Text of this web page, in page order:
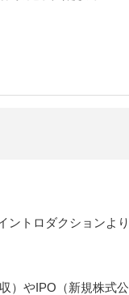
トロダクションより
）やIPO（新規株式